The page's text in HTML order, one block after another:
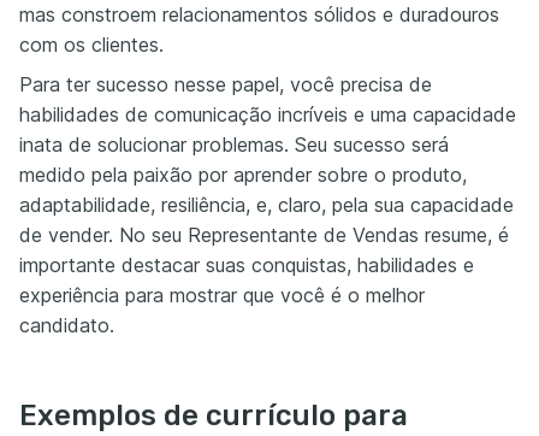
mas constroem relacionamentos sólidos e duradouros
com os clientes.
Para ter sucesso nesse papel, você precisa de
habilidades de comunicação incríveis e uma capacidade
inata de solucionar problemas. Seu sucesso será
medido pela paixão por aprender sobre o produto,
adaptabilidade, resiliência, e, claro, pela sua capacidade
de vender. No seu Representante de Vendas resume, é
importante destacar suas conquistas, habilidades e
experiência para mostrar que você é o melhor
candidato.
Exemplos de currículo para